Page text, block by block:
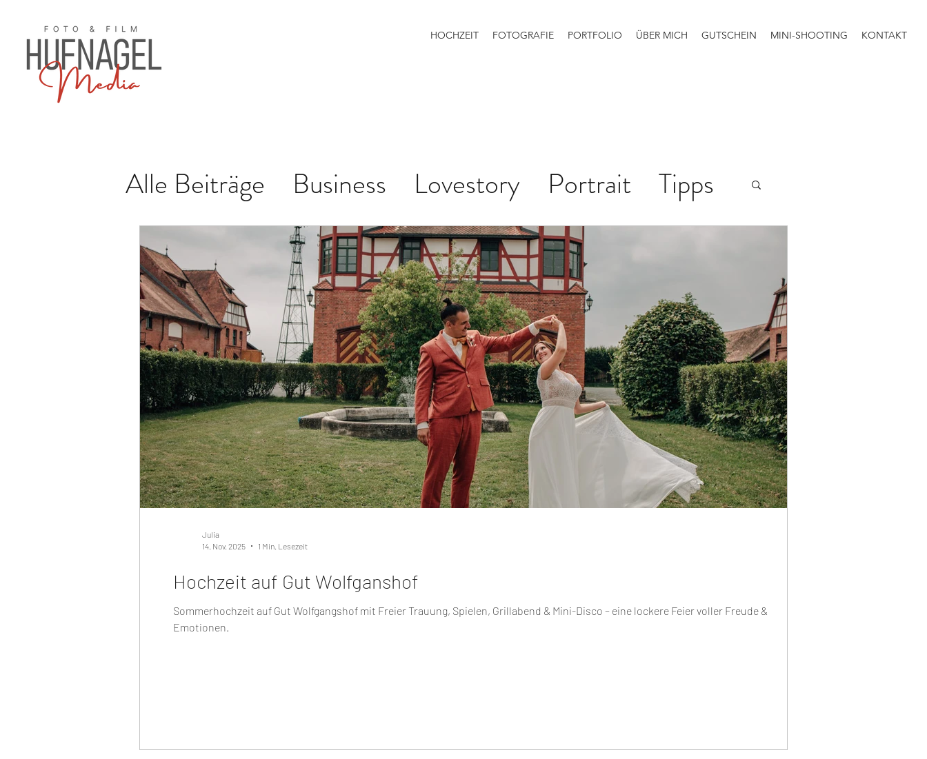
HOCHZEIT FOTOGRAFIE PORTFOLIO ÜBER MICH GUTSCHEIN MINI-SHOOTING KONTAKT
Alle Beiträge Business Lovestory Portrait
Tipps
Konzert
Hochzeit Babybauch
Hochzeiten
Familie
Paar
Hochzeit auf Gut Wolfganshof
Sommerhochzeit auf Gut Wolfgangshof mit Freier Trauung, Spielen, Grillabend & Mini-Disco – eine lockere Feier voller Freude &
Emotionen.
Julia
14. Nov. 2025
1 Min. Lesezeit